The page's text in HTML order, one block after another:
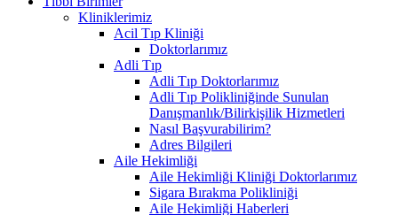
Kliniklerimiz
Acil Tıp Kliniği
Doktorlarımız
Adli Tıp
Adli Tıp Doktorlarımız
Adli Tıp Polikliniğinde Sunulan
Danışmanlık/Bilirkişilik Hizmetleri
Nasıl Başvurabilirim?
Adres Bilgileri
Aile Hekimliği
Aile Hekimliği Kliniği Doktorlarımız
Sigara Bırakma Polikliniği
Aile Hekimliği Haberleri